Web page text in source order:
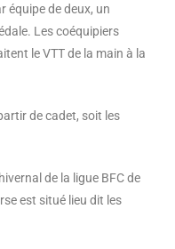
équipe de deux, un
Les coéquipiers
le VTT de la main à la
de cadet, soit les
de la ligue BFC de
est situé lieu dit les